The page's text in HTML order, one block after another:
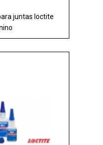
juntas loctite